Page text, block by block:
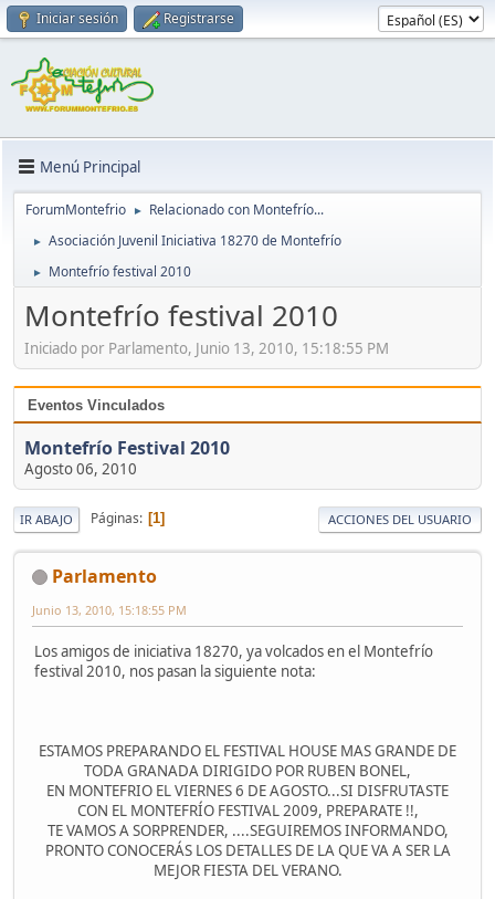
Iniciar sesión Registrarse
Menú Principal
ForumMontefrio ► Relacionado con Montefrío...
► Asociación Juvenil Iniciativa 18270 de Montefrío
► Montefrío festival 2010
Montefrío festival 2010
Iniciado por Parlamento, Junio 13, 2010, 15:18:55 PM
Eventos Vinculados
Montefrío Festival 2010
Agosto 06, 2010
IR ABAJO Páginas 1 ACCIONES DEL USUARIO
Parlamento
Junio 13, 2010, 15:18:55 PM
Los amigos de iniciativa 18270, ya volcados en el Montefrío
festival 2010, nos pasan la siguiente nota:
ESTAMOS PREPARANDO EL FESTIVAL HOUSE MAS GRANDE DE
TODA GRANADA DIRIGIDO POR RUBEN BONEL,
EN MONTEFRIO EL VIERNES 6 DE AGOSTO...SI DISFRUTASTE
CON EL MONTEFRÍO FESTIVAL 2009, PREPARATE !!,
TE VAMOS A SORPRENDER, ....SEGUIREMOS INFORMANDO,
PRONTO CONOCERÁS LOS DETALLES DE LA QUE VA A SER LA
MEJOR FIESTA DEL VERANO.